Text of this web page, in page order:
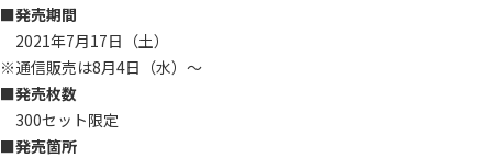
■発売期間
2021年7月17日（土）
※通信販売は8月4日（水）～
■発売枚数
300セット限定
■発売箇所